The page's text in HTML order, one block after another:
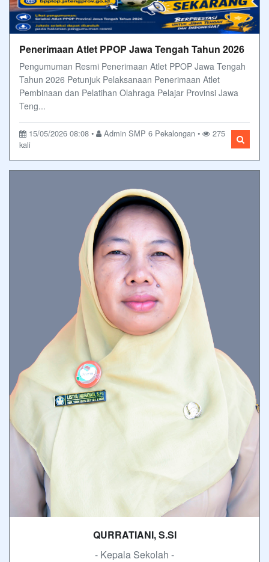
Penerimaan Atlet PPOP Jawa Tengah Tahun 2026
Pengumuman Resmi Penerimaan Atlet PPOP Jawa Tengah
Tahun 2026 Petunjuk Pelaksanaan Penerimaan Atlet
Pembinaan dan Pelatihan Olahraga Pelajar Provinsi Jawa
Teng...
15/05/2026 08:08 • Admin SMP 6 Pekalongan •
275
kali
QURRATIANI, S.SI
- Kepala Sekolah -